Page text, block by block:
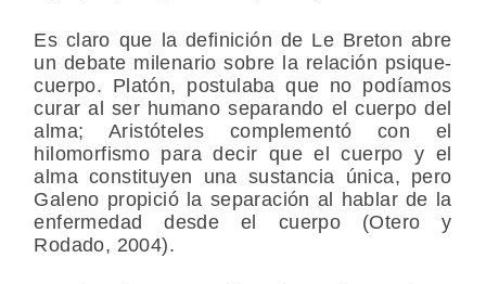
Es claro que la definición de Le Breton abre
un debate milenario sobre la relación psique-
cuerpo. Platón, postulaba que no podíamos
curar al ser humano separando el cuerpo del
alma; Aristóteles complementó con el
hilomorfismo para decir que el cuerpo y el
alma constituyen una sustancia única, pero
Galeno propició la separación al hablar de la
enfermedad desde el cuerpo (Otero y
Rodado, 2004).